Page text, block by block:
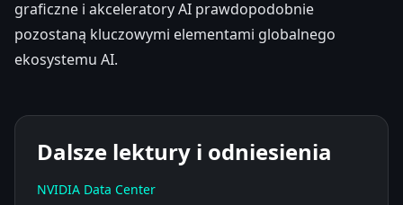
graficzne i akceleratory AI prawdopodobnie
pozostaną kluczowymi elementami globalnego
ekosystemu AI.
Dalsze lektury i odniesienia
NVIDIA Data Center